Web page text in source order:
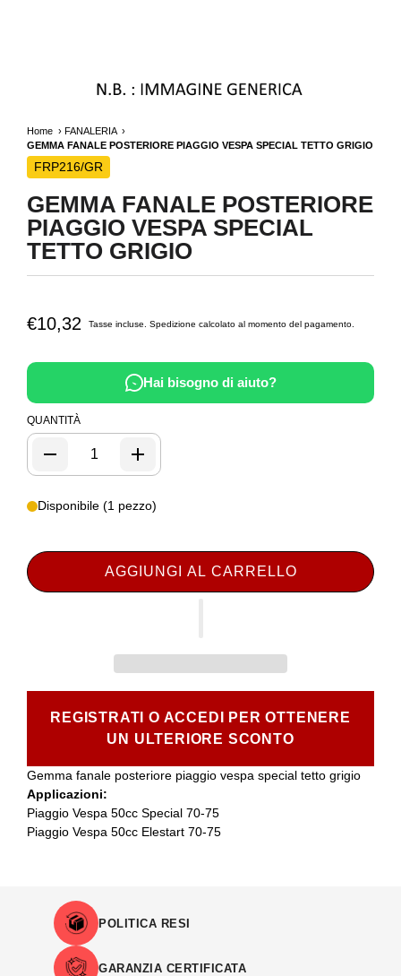
Home
FANALERIA
GEMMA FANALE POSTERIORE PIAGGIO VESPA SPECIAL TETTO GRIGIO
FRP216/GR
GEMMA FANALE POSTERIORE
PIAGGIO VESPA SPECIAL
TETTO GRIGIO
€10,32 Tasse incluse. Spedizione calcolato al momento del pagamento.
Hai bisogno di aiuto?
QUANTITÀ
Disponibile (1 pezzo)
AGGIUNGI AL CARRELLO
REGISTRATI O ACCEDI PER OTTENERE
UN ULTERIORE SCONTO
Gemma fanale posteriore piaggio vespa special tetto grigio
Applicazioni:
Piaggio Vespa 50cc Special 70-75
Piaggio Vespa 50cc Elestart 70-75
POLITICA RESI
GARANZIA CERTIFICATA